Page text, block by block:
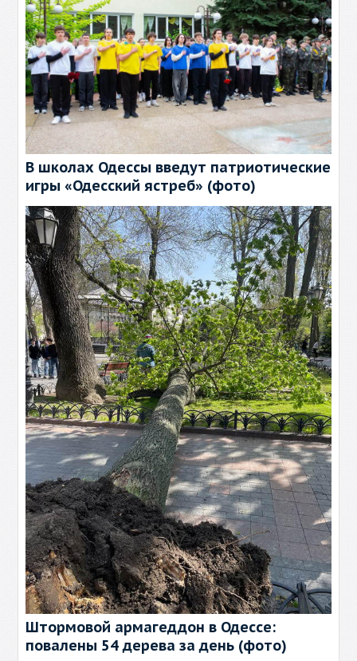
В школах Одессы введут патриотические
игры «Одесский ястреб» (фото)
Штормовой армагеддон в Одессе:
повалены 54 дерева за день (фото)